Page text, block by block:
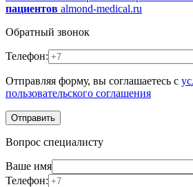
пациентов almond-medical.ru
Обратный звонок
Телефон:
Отправляя форму, вы соглашаетесь с
пользовательского соглашения
Вопрос специалисту
Ваше имя
Телефон: